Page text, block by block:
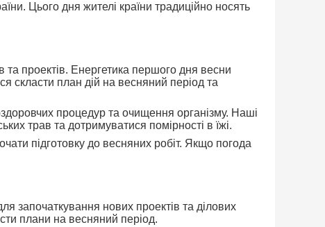
Цього дня жителі країни традиційно носять
проектів. Енергетика першого дня весни
скласти план дій на весняний період та
процедур та очищення організму. Наші
трав та дотримуватися помірності в їжі.
підготовку до весняних робіт. Якщо погода
започаткування нових проектів та ділових
плани на весняний період.